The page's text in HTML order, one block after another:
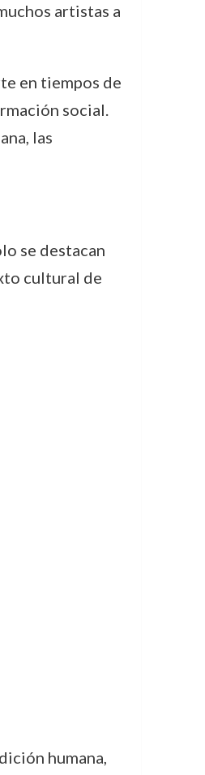
artistas a
en tiempos de
social.
las
se destacan
cultural de
humana,